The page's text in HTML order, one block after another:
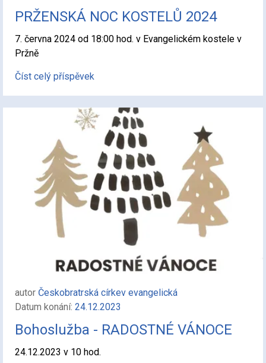
PRŽENSKÁ NOC KOSTELŮ 2024
7. června 2024 od 18:00 hod. v Evangelickém kostele v
Pržně
Číst celý příspěvek
autor Českobratrská církev evangelická
Datum konání: 24.12.2023
Bohoslužba - RADOSTNÉ VÁNOCE
24.12.2023 v 10 hod.